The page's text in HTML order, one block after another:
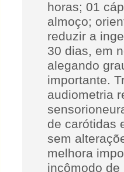
horas; 01
almoço;
reduzir a
30 dias, em
alegando
importante.
audiometria
de carótidas
sem
melhora
incômodo